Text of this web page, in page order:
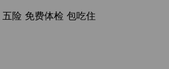
五险 免费体检 包吃住